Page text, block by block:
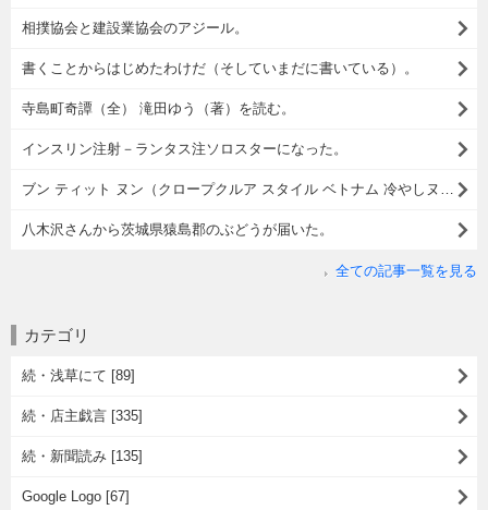
相撲協会と建設業協会のアジール。
書くことからはじめたわけだ（そしていまだに書いている）。
寺島町奇譚（全） 滝田ゆう（著）を読む。
インスリン注射－ランタス注ソロスターになった。
八木沢さんから茨城県猿島郡のぶどうが届いた。
全ての記事一覧を見る
カテゴリ
続・浅草にて [89]
続・店主戯言 [335]
続・新聞読み [135]
Google Logo [67]